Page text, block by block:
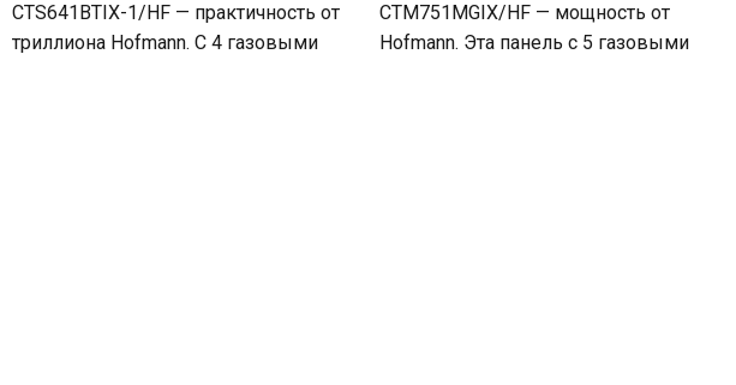
CTS641BTIX-1/HF — практичность от
триллиона Hofmann. С 4 газовыми
CTM751MGIX/HF — мощность от
Hofmann. Эта панель с 5 газовыми